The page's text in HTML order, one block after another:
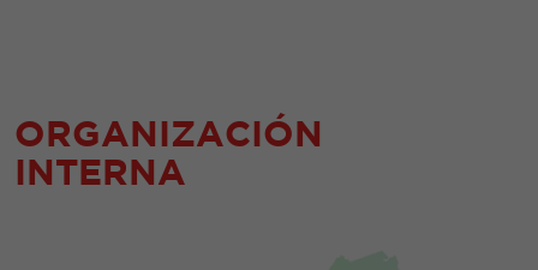
ORGANIZACIÓN
INTERNA